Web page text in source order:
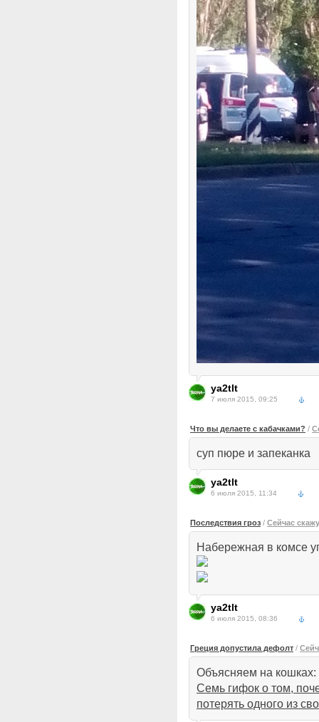
ya2tlt
7 июля 2015, 09:25
Что вы делаете с кабачками? /
суп пюре и запеканка
ya2tlt
6 июля 2015, 11:34
Последствия гроз / Сейчас скажу
Набережная в комсе
ya2tlt
6 июля 2015, 08:36
Греция допустила дефолт /
Объясняем на кошках:
Семь гифок о том,
потерять одного из